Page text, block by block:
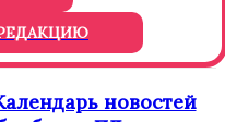
новостей